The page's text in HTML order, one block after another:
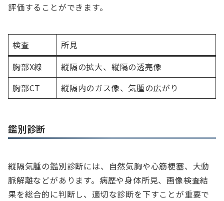
評価することができます。
検査
所見
胸部X線
縦隔の拡大、縦隔の透亮像
胸部CT
縦隔内のガス像、気腫の広がり
鑑別診断
縦隔気腫の鑑別診断には、自然気胸や心筋梗塞、大動
脈解離などがあります。病歴や身体所見、画像検査結
果を総合的に判断し、適切な診断を下すことが重要で